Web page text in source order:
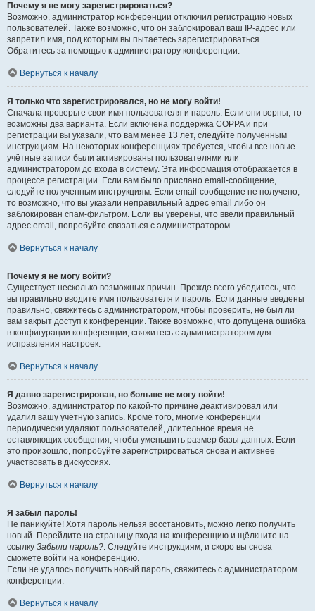
Почему я не могу зарегистрироваться?
Возможно, администратор конференции отключил регистрацию новых
пользователей. Также возможно, что он заблокировал ваш IP-адрес или
запретил имя, под которым вы пытаетесь зарегистрироваться.
Обратитесь за помощью к администратору конференции.
Вернуться к началу
Я только что зарегистрировался, но не могу войти!
Сначала проверьте свои имя пользователя и пароль. Если они верны, то
возможны два варианта. Если включена поддержка COPPA и при
регистрации вы указали, что вам менее 13 лет, следуйте полученным
инструкциям. На некоторых конференциях требуется, чтобы все новые
учётные записи были активированы пользователями или
администратором до входа в систему. Эта информация отображается в
процессе регистрации. Если вам было прислано email-сообщение,
следуйте полученным инструкциям. Если email-сообщение не получено,
то возможно, что вы указали неправильный адрес email либо он
заблокирован спам-фильтром. Если вы уверены, что ввели правильный
адрес email, попробуйте связаться с администратором.
Вернуться к началу
Почему я не могу войти?
Существует несколько возможных причин. Прежде всего убедитесь, что
вы правильно вводите имя пользователя и пароль. Если данные введены
правильно, свяжитесь с администратором, чтобы проверить, не был ли
вам закрыт доступ к конференции. Также возможно, что допущена ошибка
в конфигурации конференции, свяжитесь с администратором для
исправления настроек.
Вернуться к началу
Я давно зарегистрирован, но больше не могу войти!
Возможно, администратор по какой-то причине деактивировал или
удалил вашу учётную запись. Кроме того, многие конференции
периодически удаляют пользователей, длительное время не
оставляющих сообщения, чтобы уменьшить размер базы данных. Если
это произошло, попробуйте зарегистрироваться снова и активнее
участвовать в дискуссиях.
Вернуться к началу
Я забыл пароль!
Не паникуйте! Хотя пароль нельзя восстановить, можно легко получить
новый. Перейдите на страницу входа на конференцию и щёлкните на
ссылку Забыли пароль?. Следуйте инструкциям, и скоро вы снова
сможете войти на конференцию.
Если не удалось получить новый пароль, свяжитесь с администратором
конференции.
Вернуться к началу